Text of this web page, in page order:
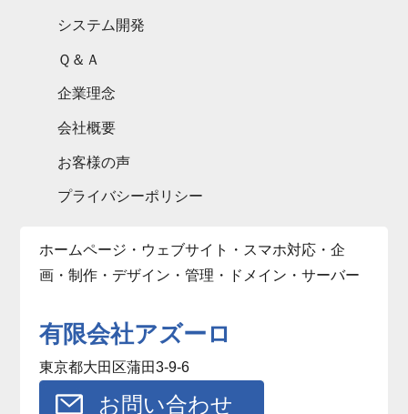
システム開発
Ｑ＆Ａ
企業理念
会社概要
お客様の声
プライバシーポリシー
ホームページ・ウェブサイト・スマホ対応・企
画・制作・デザイン・管理・ドメイン・サーバー
有限会社アズーロ
東京都大田区蒲田3-9-6
お問い合わせ